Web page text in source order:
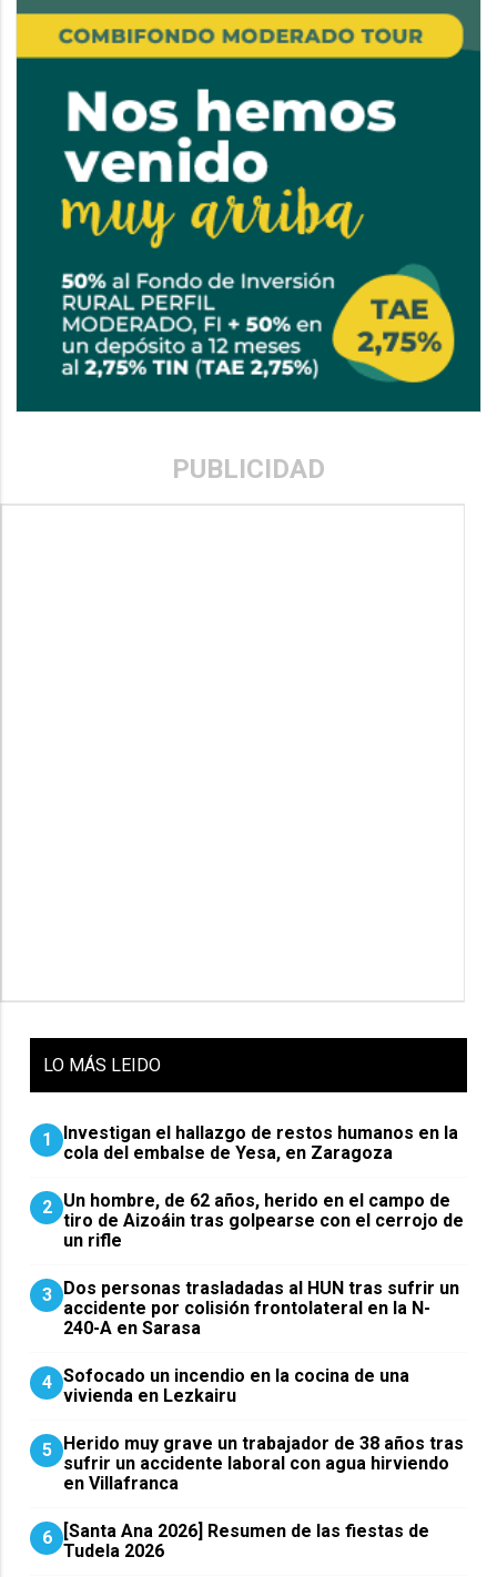
PUBLICIDAD
LO MÁS LEIDO
1
Investigan el hallazgo de restos humanos en la
cola del embalse de Yesa, en Zaragoza
2 Un hombre, de 62 años, herido en el campo de
tiro de Aizoáin tras golpearse con el cerrojo de
un rifle
3
​Dos personas trasladadas al HUN tras sufrir un
accidente por colisión frontolateral en la N-
240-A en Sarasa
4 Sofocado un incendio en la cocina de una
vivienda en Lezkairu
5
Herido muy grave un trabajador de 38 años tras
sufrir un accidente laboral con agua hirviendo
en Villafranca
6
[Santa Ana 2026] Resumen de las fiestas de
Tudela 2026